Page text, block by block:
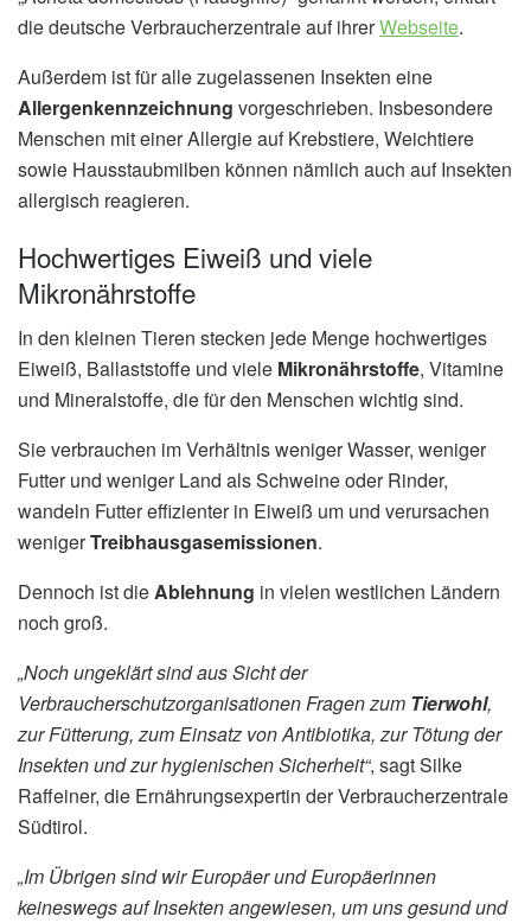
die deutsche Verbraucherzentrale auf ihrerWebseite.
Außerdem ist für alle zugelassenen Insekten eine
Allergenkennzeichnung vorgeschrieben. Insbesondere
Menschen mit einer Allergie auf Krebstiere, Weichtiere
sowie Hausstaubmilben können nämlich auch auf Insekten
allergisch reagieren.
Hochwertiges Eiweiß und viele
Mikronährstoffe
In den kleinen Tieren stecken jede Menge hochwertiges
Eiweiß, Ballaststoffe und viele Mikronährstoffe, Vitamine
und Mineralstoffe, die für den Menschen wichtig sind.
Sie verbrauchen im Verhältnis weniger Wasser, weniger
Futter und weniger Land als Schweine oder Rinder,
wandeln Futter effizienter in Eiweiß um und verursachen
wenigerTreibhausgasemissionen.
Dennoch ist dieAblehnung in vielen westlichen Ländern
noch groß.
„Noch ungeklärt sind aus Sicht der
Verbraucherschutzorganisationen Fragen zum Tierwohl,
zur Fütterung, zum Einsatz von Antibiotika, zur Tötung der
Insekten und zur hygienischen Sicherheit“, sagt Silke
Raffeiner, die Ernährungsexpertin der Verbraucherzentrale
Südtirol.
„Im Übrigen sind wir Europäer und Europäerinnen
keineswegs auf Insekten angewiesen, um uns gesund und